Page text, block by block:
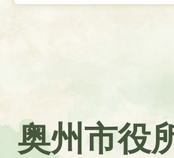
奥州市役